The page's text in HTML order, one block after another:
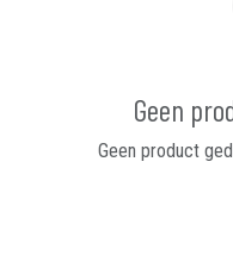
Geen
Geen product